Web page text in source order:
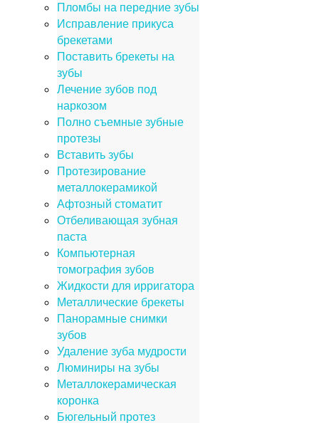
Пломбы на передние зубы
Исправление прикуса
брекетами
Поставить брекеты на
зубы
Лечение зубов под
наркозом
Полно съемные зубные
протезы
Вставить зубы
Протезирование
металлокерамикой
Афтозный стоматит
Отбеливающая зубная
паста
Компьютерная
томография зубов
Жидкости для ирригатора
Металлические брекеты
Панорамные снимки
зубов
Удаление зуба мудрости
Люминиры на зубы
Металлокерамическая
коронка
Бюгельный протез